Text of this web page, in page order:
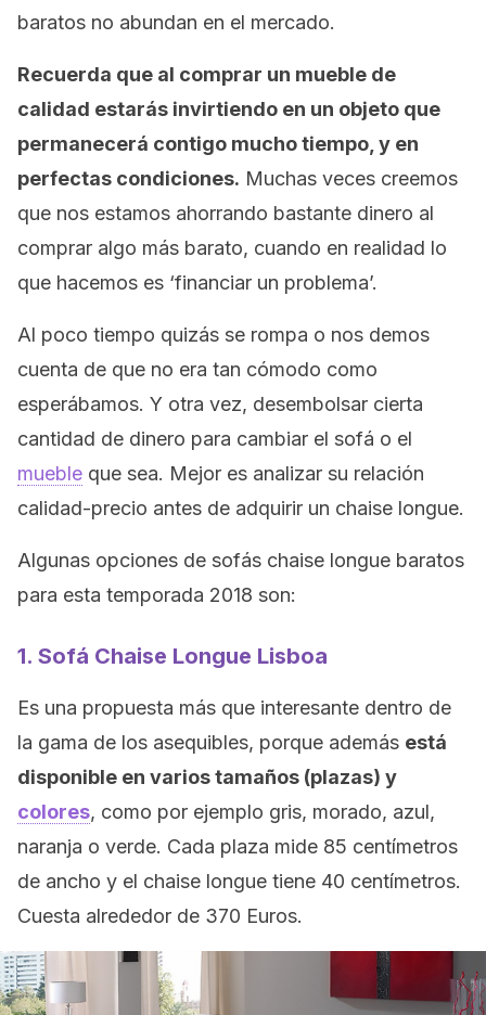
baratos no abundan en el mercado.
Recuerda que al comprar un mueble de
calidad estarás invirtiendo en un objeto que
permanecerá contigo mucho tiempo, y en
perfectas condiciones. Muchas veces creemos
que nos estamos ahorrando bastante dinero al
comprar algo más barato, cuando en realidad lo
que hacemos es ‘financiar un problema’.
Al poco tiempo quizás se rompa o nos demos
cuenta de que no era tan cómodo como
esperábamos. Y otra vez, desembolsar cierta
cantidad de dinero para cambiar el sofá o el
mueble que sea. Mejor es analizar su relación
calidad-precio antes de adquirir un chaise longue.
Algunas opciones de sofás chaise longue baratos
para esta temporada 2018 son:
1. Sofá Chaise Longue Lisboa
Es una propuesta más que interesante dentro de
la gama de los asequibles, porque además está
disponible en varios tamaños (plazas) y
colores, como por ejemplo gris, morado, azul,
naranja o verde. Cada plaza mide 85 centímetros
de ancho y el chaise longue tiene 40 centímetros.
Cuesta alrededor de 370 Euros.